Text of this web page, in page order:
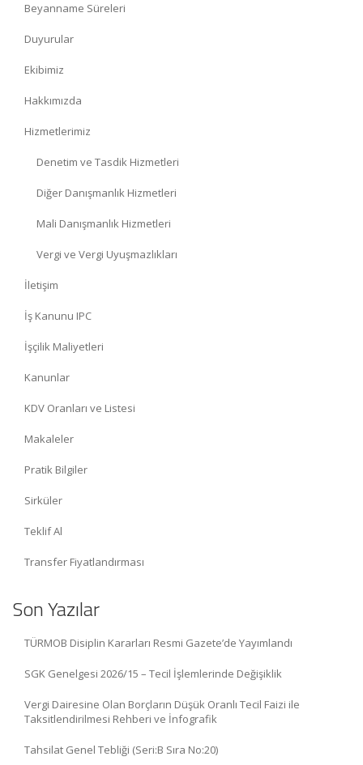
Beyanname Süreleri
Duyurular
Ekibimiz
Hakkımızda
Hizmetlerimiz
Denetim ve Tasdik Hizmetleri
Diğer Danışmanlık Hizmetleri
Mali Danışmanlık Hizmetleri
Vergi ve Vergi Uyuşmazlıkları
İletişim
İş Kanunu IPC
İşçilik Maliyetleri
Kanunlar
KDV Oranları ve Listesi
Makaleler
Pratik Bilgiler
Sirküler
Teklif Al
Transfer Fiyatlandırması
Son Yazılar
TÜRMOB Disiplin Kararları Resmi Gazete’de Yayımlandı
SGK Genelgesi 2026/15 – Tecil İşlemlerinde Değişiklik
Vergi Dairesine Olan Borçların Düşük Oranlı Tecil Faizi ile
Taksitlendirilmesi Rehberi ve İnfografik
Tahsilat Genel Tebliği (Seri:B Sıra No:20)